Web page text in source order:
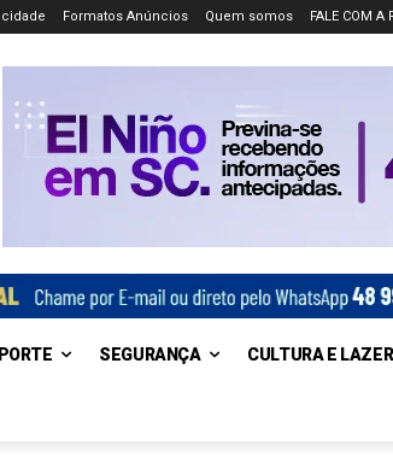
Formatos Anúncios Quem somos FALE COM A
SEGURANÇA CULTURA E LAZER